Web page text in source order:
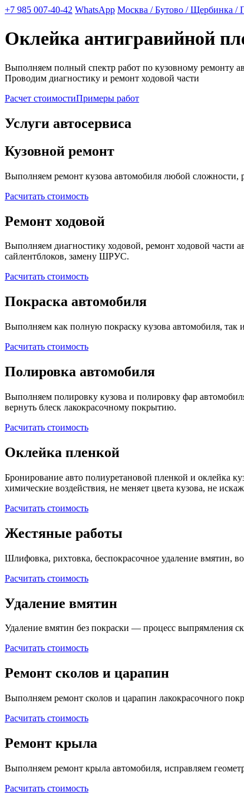
+7 985 007-40-42 WhatsApp Москва / Бутово / Щербинка /
Оклейка антигравийной
Выполняем полный спектр работ по кузовному ремонту
Проводим диагностику и ремонт ходовой части
Расчет стоимостиПримеры работ
Услуги автосервиса
Кузовной ремонт
Выполняем ремонт кузова автомобиля любой сложности,
Расчитать стоимость
Ремонт ходовой
Выполняем диагностику ходовой, ремонт ходовой части
сайлентблоков, замену ШРУС.
Расчитать стоимость
Покраска автомобиля
Выполняем как полную покраску кузова автомобиля, так
Расчитать стоимость
Полировка автомобиля
Выполняем полировку кузова и полировку фар
вернуть блеск лакокрасочному покрытию.
Расчитать стоимость
Оклейка пленкой
Бронирование авто полиуретановой пленкой и оклейка
химические воздействия, не меняет цвета кузова, не
Расчитать стоимость
Жестяные работы
Шлифовка, рихтовка, беспокрасочное удаление вмятин,
Расчитать стоимость
Удаление вмятин
Удаление вмятин без покраски — процесс выпрямления
Расчитать стоимость
Ремонт сколов и царапин
Выполняем ремонт сколов и царапин лакокрасочного
Расчитать стоимость
Ремонт крыла
Выполняем ремонт крыла автомобиля, исправляем
Расчитать стоимость